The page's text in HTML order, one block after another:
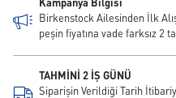
Kampanya Bilgisi
Birkenstock Ailesinden İlk
peşin fiyatına vade farksız 2
TAHMİNİ 2 İŞ GÜNÜ
Siparişin Verildiği Tarih